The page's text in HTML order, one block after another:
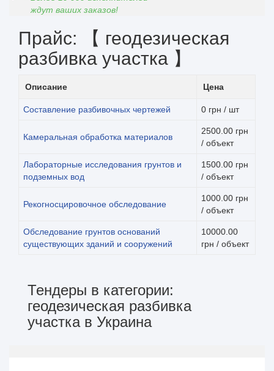
ждут ваших заказов!
Прайс: 【 геодезическая
разбивка участка 】
Описание Цена
Составление разбивочных чертежей 0 грн / шт
Камеральная обработка материалов
2500.00 грн
/ объект
Лабораторные исследования грунтов и
подземных вод
1500.00 грн
/ объект
Рекогносцировочное обследование
1000.00 грн
/ объект
Обследование грунтов оснований
существующих зданий и сооружений
10000.00
грн / объект
Тендеры в категории:
геодезическая разбивка
участка в Украина